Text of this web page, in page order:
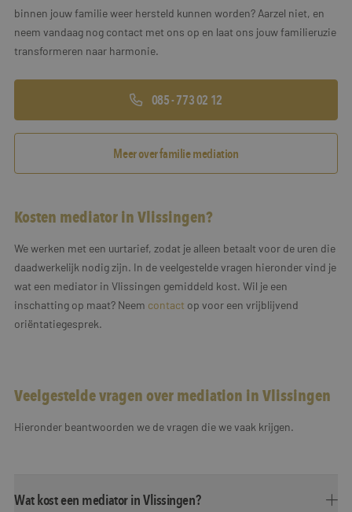
binnen jouw familie weer hersteld kunnen worden? Aarzel niet, en
neem vandaag nog contact met ons op en laat ons jouw familieruzie
transformeren naar harmonie.
085 - 773 02 12
Meer over familie mediation
Kosten mediator in Vlissingen?
We werken met een uurtarief, zodat je alleen betaalt voor de uren die
daadwerkelijk nodig zijn. In de veelgestelde vragen hieronder vind je
wat een mediator in Vlissingen gemiddeld kost. Wil je een
inschatting op maat? Neem contact op voor een vrijblijvend
oriëntatiegesprek.
Veelgestelde vragen over mediation in Vlissingen
Hieronder beantwoorden we de vragen die we vaak krijgen.
Wat kost een mediator in Vlissingen?